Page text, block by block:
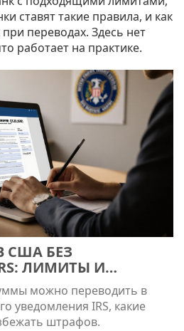
ставят такие правила, и как
переводах. Здесь нет
работает на практике.
США БЕЗ
ЛИМИТЫ И
можно переводить в
уведомления IRS, какие
штрафов.